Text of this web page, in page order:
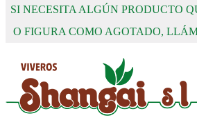
SI NECESITA ALGÚN PRODUCTO
O FIGURA COMO AGOTADO,